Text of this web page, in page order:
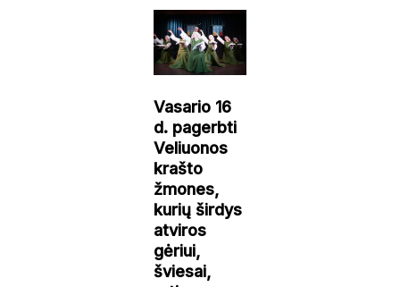
Vasario 16
d. pagerbti
Veliuonos
krašto
žmones,
kurių širdys
atviros
gėriui,
šviesai,